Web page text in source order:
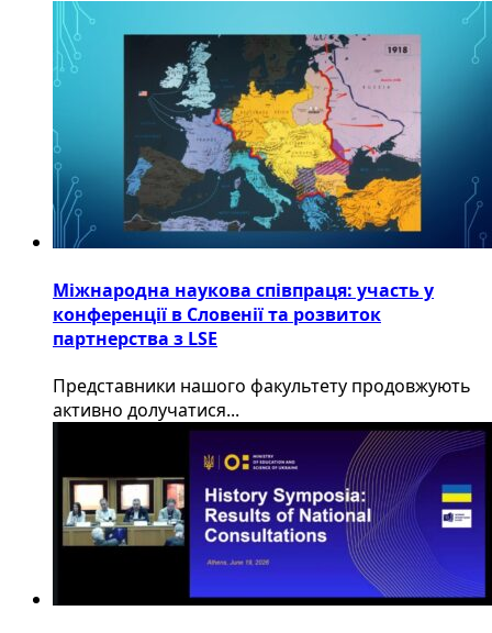
Міжнародна наукова співпраця: участь у
конференції в Словенії та розвиток
партнерства з LSE
​Представники нашого факультету продовжують
активно долучатися...